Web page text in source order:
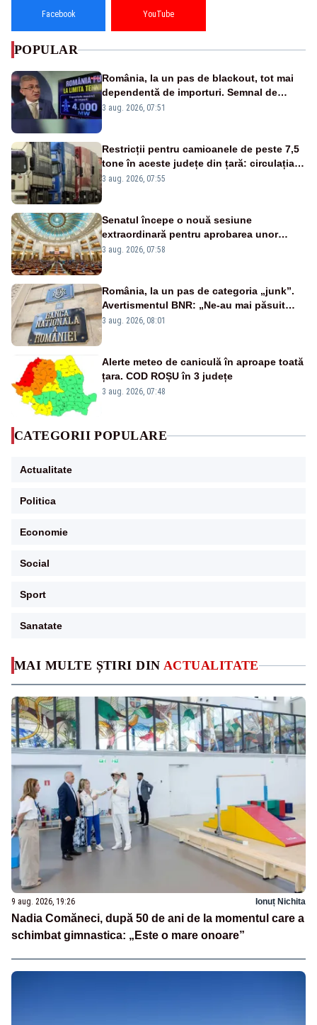
MAI MULTE ȘTIRI DIN ACTUALITATE
9 aug. 2026, 19:26 Ionuț Nichita
Nadia Comăneci, după 50 de ani de la momentul care a
schimbat gimnastica: „Este o mare onoare”
Facebook YouTube
POPULAR
România, la un pas de blackout, tot mai
dependentă de importuri. Semnal de
alarmă tras de un expert în energie
3 aug. 2026, 07:51
Restricții pentru camioanele de peste 7,5
tone în aceste județe din țară: circulația
este interzisă luni, între orele 12:00 și
3 aug. 2026, 07:55
Senatul începe o nouă sesiune
extraordinară pentru aprobarea unor
jaloane din PNRR
3 aug. 2026, 07:58
România, la un pas de categoria „junk”.
Avertismentul BNR: „Ne-au mai păsuit
pentru câteva luni”
3 aug. 2026, 08:01
Alerte meteo de caniculă în aproape toată
țara. COD ROȘU în 3 județe
3 aug. 2026, 07:48
CATEGORII POPULARE
Actualitate
Politica
Economie
Social
Sport
Sanatate